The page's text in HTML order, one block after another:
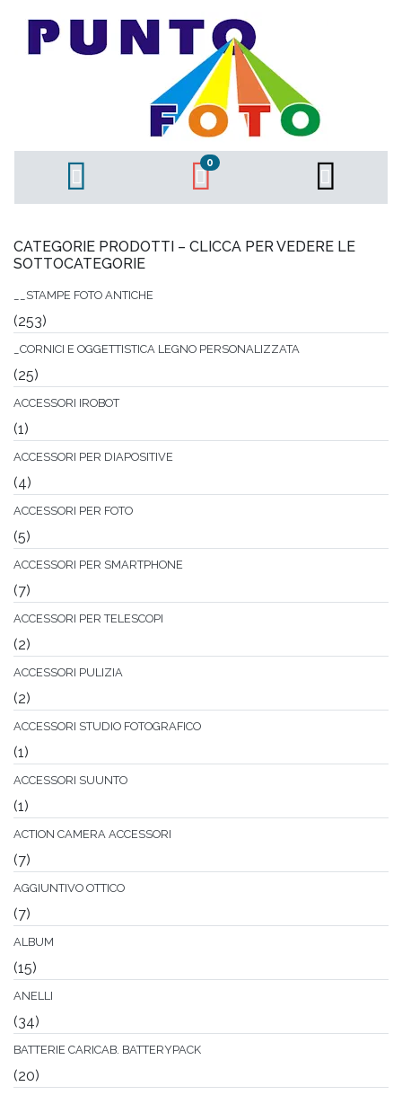
0
CATEGORIE PRODOTTI – CLICCA PER VEDERE LE
SOTTOCATEGORIE
__STAMPE FOTO ANTICHE
(253)
_CORNICI E OGGETTISTICA LEGNO PERSONALIZZATA
(25)
ACCESSORI IROBOT
(1)
ACCESSORI PER DIAPOSITIVE
(4)
ACCESSORI PER FOTO
(5)
ACCESSORI PER SMARTPHONE
(7)
ACCESSORI PER TELESCOPI
(2)
ACCESSORI PULIZIA
(2)
ACCESSORI STUDIO FOTOGRAFICO
(1)
ACCESSORI SUUNTO
(1)
ACTION CAMERA ACCESSORI
(7)
AGGIUNTIVO OTTICO
(7)
ALBUM
(15)
ANELLI
(34)
BATTERIE CARICAB. BATTERYPACK
(20)